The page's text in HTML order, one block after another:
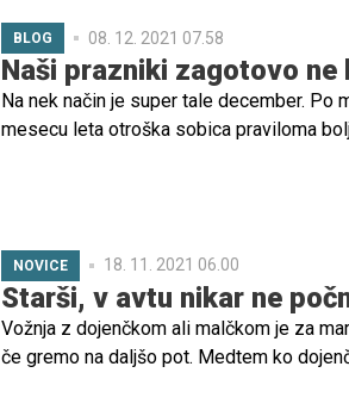
BLOG 08. 12. 2021 07.58
Naši prazniki zagotovo
Na nek način je super tale december. Po
mesecu leta otroška sobica praviloma
NOVICE 18. 11. 2021 06.00
Starši, v avtu nikar ne
Vožnja z dojenčkom ali malčkom je za
če gremo na daljšo pot. Medtem ko